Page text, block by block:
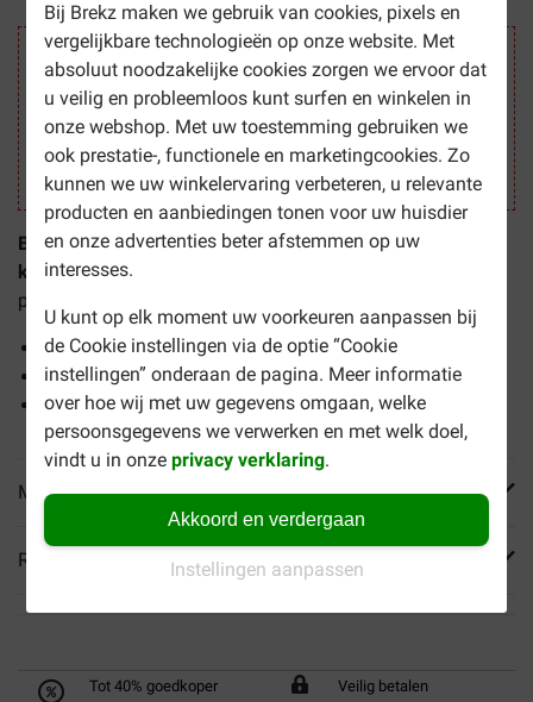
Bij Brekz maken we gebruik van cookies, pixels en
vergelijkbare technologieën op onze website. Met
absoluut noodzakelijke cookies zorgen we ervoor dat
u veilig en probleemloos kunt surfen en winkelen in
onze webshop. Met uw toestemming gebruiken we
ook prestatie-, functionele en marketingcookies. Zo
kunnen we uw winkelervaring verbeteren, u relevante
producten en aanbiedingen tonen voor uw huisdier
en onze advertenties beter afstemmen op uw
interesses.
U kunt op elk moment uw voorkeuren aanpassen bij
de Cookie instellingen via de optie “Cookie
instellingen” onderaan de pagina. Meer informatie
over hoe wij met uw gegevens omgaan, welke
persoonsgegevens we verwerken en met welk doel,
vindt u in onzeprivacy verklaring.
Akkoord en verdergaan
Instellingen aanpassen
Veilig winkelen
Beaphar Dimethicare Line On voor honden van 15 tot 30
kg
is een middel waarmee u vlooien, teken en andere
parasieten eenvoudig kunt verwijderen.
De vacht wordt niet plakkerig
Verzorgt de huid
Bevat geen insecticiden
Meer informatie
Reviews
Tot 40% goedkoper Veilig betalen